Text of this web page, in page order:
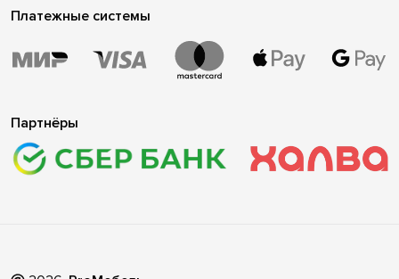
Платежные системы
Партнёры